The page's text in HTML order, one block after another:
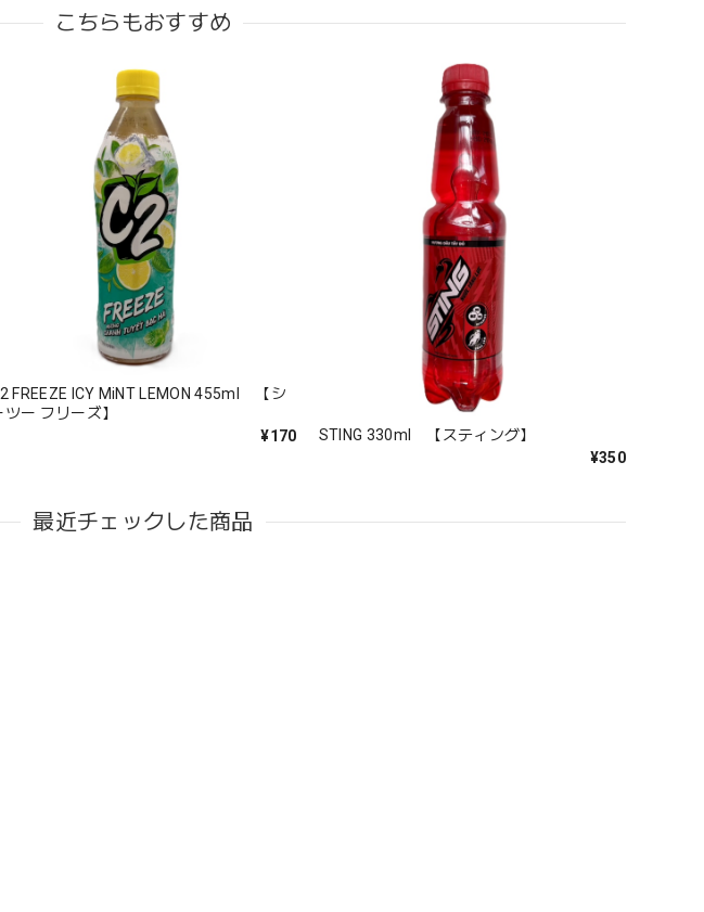
こちらもおすすめ
FREEZE ICY MiNT LEMON 455ml 【シ
ツー フリーズ】
¥170
STING 330ml 【スティング】
¥350
最近チェックした商品